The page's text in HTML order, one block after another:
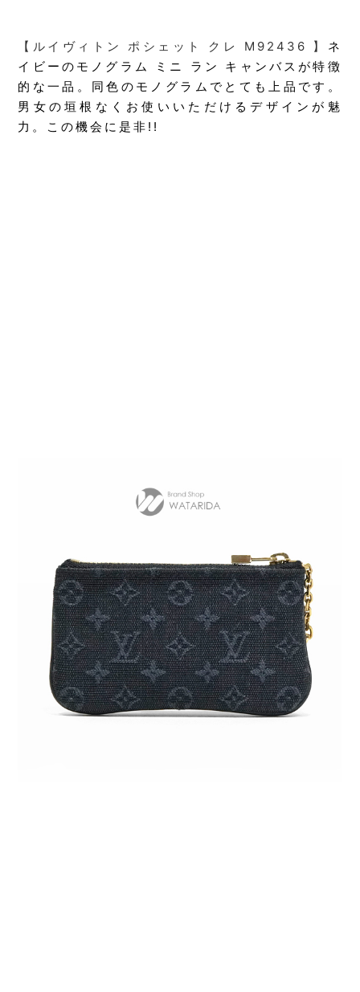
【ルイヴィトン ポシェット クレ M92436 】 ネ
イビーのモノグラム ミニ ラン キャンバスが特徴
的な一品。同色のモノグラムでとても上品です。
男女の垣根なくお使いいただけるデザインが魅
力。この機会に是非!!